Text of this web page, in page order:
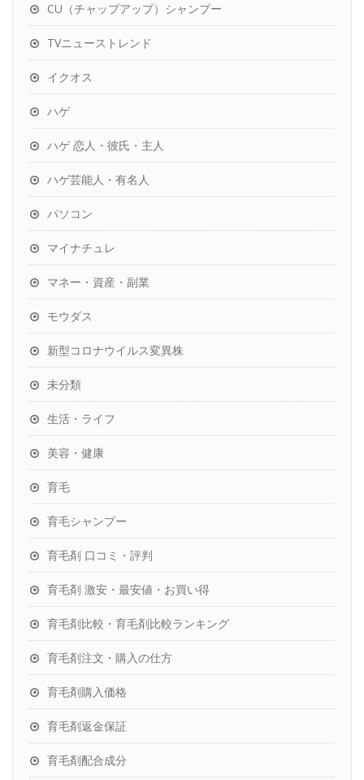
CU（チャップアップ）シャンプー
TVニューストレンド
イクオス
ハゲ
ハゲ 恋人・彼氏・主人
ハゲ芸能人・有名人
パソコン
マイナチュレ
マネー・資産・副業
モウダス
新型コロナウイルス変異株
未分類
生活・ライフ
美容・健康
育毛
育毛シャンプー
育毛剤 口コミ・評判
育毛剤 激安・最安値・お買い得
育毛剤比較・育毛剤比較ランキング
育毛剤注文・購入の仕方
育毛剤購入価格
育毛剤返金保証
育毛剤配合成分